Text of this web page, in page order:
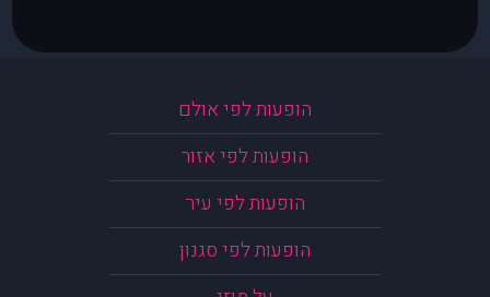
הופעות לפי אולם
הופעות לפי אזור
הופעות לפי עיר
הופעות לפי סגנון